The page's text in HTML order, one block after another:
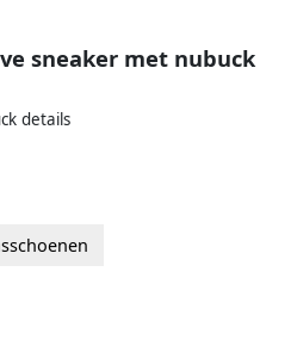
sneaker met nubuck
details